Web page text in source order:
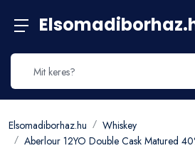
Elsomadiborhaz.hu
Whiskey
Aberlour 12YO Double Cask Matured